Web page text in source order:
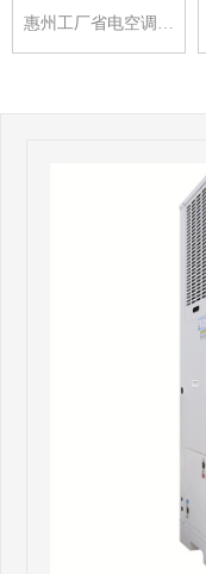
惠州工厂省电空调…